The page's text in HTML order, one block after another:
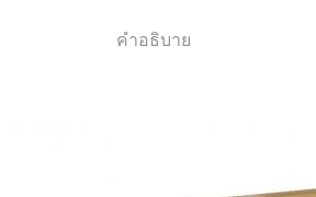
คำอธิบาย